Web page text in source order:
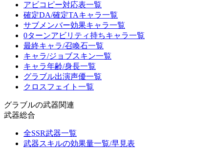
アビコピー対応表一覧
確定DA/確定TAキャラ一覧
サブメンバー効果キャラ一覧
0ターンアビリティ持ちキャラ一覧
最終キャラ/召喚石一覧
キャラ/ジョブスキン一覧
キャラ年齢/身長一覧
グラブル出演声優一覧
クロスフェイト一覧
グラブルの武器関連
武器総合
全SSR武器一覧
武器スキルの効果量一覧/早見表